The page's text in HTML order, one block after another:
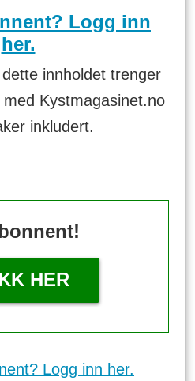
Logg inn
her.
innholdet trenger
Kystmagasinet.no
inkludert.
HER
Logg inn her.